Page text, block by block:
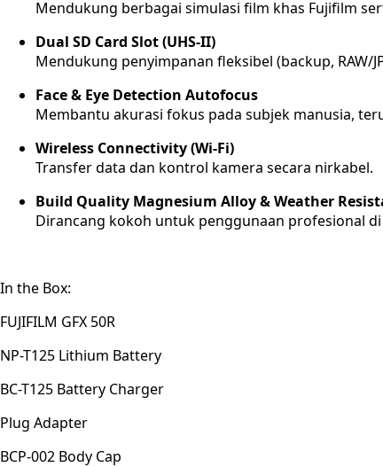
Mendukung berbagai simulasi film khas Fujifilm
Dual SD Card Slot (UHS-II)
Mendukung penyimpanan fleksibel (backup, RAW/
Face & Eye Detection Autofocus
Membantu akurasi fokus pada subjek manusia,
Wireless Connectivity (Wi-Fi)
Transfer data dan kontrol kamera secara nirkabel.
Build Quality Magnesium Alloy & Weather
Dirancang kokoh untuk penggunaan profesional
In the Box:
FUJIFILM GFX 50R
NP-T125 Lithium Battery
BC-T125 Battery Charger
Plug Adapter
BCP-002 Body Cap